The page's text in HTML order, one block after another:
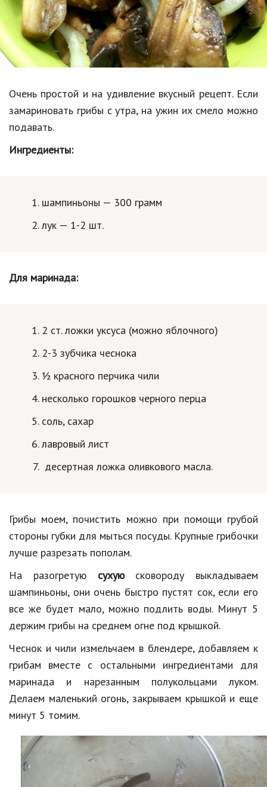
Образование
В мире
Культура
Спорт
Знаменитости
Статьи
Обзоры
Рецепты
Hi-Tech. Интернет
Творчество и рукоделие
Разное
Работа и бизнес
Праздники и подарки
Кинематограф
Домашние животные
Семья и дети
Путешествия
Строительство
Культура и общество
Мода и стиль
Бизнес
Хобби и развлечения
Финансы
Очень простой и на удивление вкусный рецепт. Если
замариновать грибы с утра, на ужин их смело можно
подавать.
Ингредиенты:
шампиньоны — 300 грамм
лук — 1-2 шт.
Для маринада:
2 ст. ложки уксуса (можно яблочного)
2-3 зубчика чеснока
½ красного перчика чили
несколько горошков черного перца
соль, сахар
лавровый лист
десертная ложка оливкового масла.
Грибы моем, почистить можно при помощи грубой
стороны губки для мыться посуды. Крупные грибочки
лучше разрезать пополам.
На разогретую сухую сковороду выкладываем
шампиньоны, они очень быстро пустят сок, если его
все же будет мало, можно подлить воды. Минут 5
держим грибы на среднем огне под крышкой.
Чеснок и чили измельчаем в блендере, добавляем к
грибам вместе с остальными ингредиентами для
маринада и нарезанным полукольцами луком.
Делаем маленький огонь, закрываем крышкой и еще
минут 5 томим.